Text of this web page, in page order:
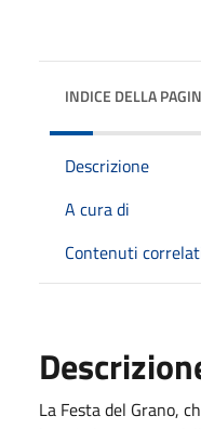
INDICE DELLA
Descrizione
A cura di
Contenuti
La Festa del Grano,